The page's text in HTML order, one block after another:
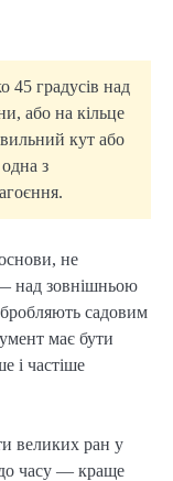
45 градусів над
або на кільце
кут або
з
не
над зовнішньою
садовим
має бути
і частіше
великих ран у
часу — краще